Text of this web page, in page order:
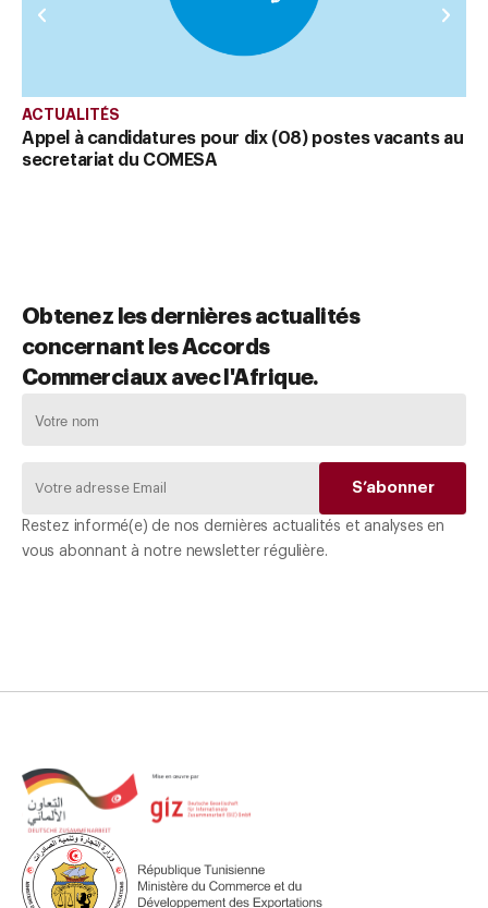
ACTUALITÉS
Appel à candidatures pour dix (08) postes vacants au
secretariat du COMESA
Obtenez les dernières actualités
concernant les Accords
Commerciaux avec l'Afrique.
Restez informé(e) de nos dernières actualités et analyses en
vous abonnant à notre newsletter régulière.